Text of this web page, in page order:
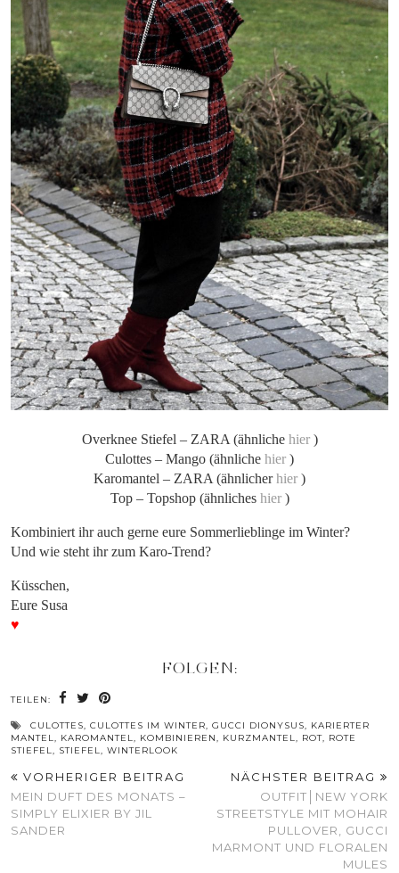
Overknee Stiefel – ZARA (ähnliche hier)
Culottes – Mango (ähnliche hier )
Karomantel – ZARA (ähnlicherhier )
Top – Topshop (ähnliches hier)
Kombiniert ihr auch gerne eure Sommerlieblinge im Winter?
Und wie steht ihr zum Karo-Trend?
Küsschen,
Eure Susa
♥
FOLGEN:
TEILEN:
CULOTTES, CULOTTES IM WINTER, GUCCI DIONYSUS, KARIERTER
MANTEL, KAROMANTEL, KOMBINIEREN, KURZMANTEL, ROT, ROTE
STIEFEL, STIEFEL, WINTERLOOK
VORHERIGER BEITRAG
MEIN DUFT DES MONATS –
SIMPLY ELIXIER BY JIL
SANDER
NÄCHSTER BEITRAG
OUTFIT│NEW YORK
STREETSTYLE MIT MOHAIR
PULLOVER, GUCCI
MARMONT UND FLORALEN
MULES